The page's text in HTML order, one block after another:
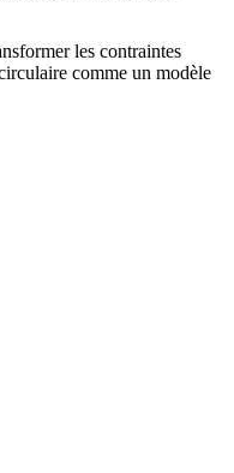
les contraintes
comme un modèle